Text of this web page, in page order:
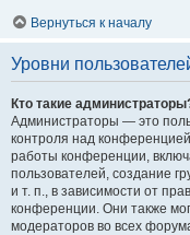
Вернуться к началу
Уровни
Кто такие
Администраторы — это
контроля над
работы конференции,
пользователей, создание
и т. п., в зависимости от
конференции. Они также
модераторов во всех